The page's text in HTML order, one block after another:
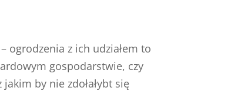
– ogrodzenia z ich udziałem to
gospodarstwie, czy
by nie zdołałybt się